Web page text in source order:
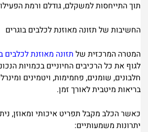
תוך התייחסות למשקלם, גודלם ורמת
החשיבות של תזונה מאוזנת לכלבים בוגרים
המטרה המרכזית של תזונה מאוזנת לכלבים
לגוף את כל הרכיבים החיוניים בכמויות
חלבונים, שומנים, פחמימות, ויטמינים
בריאות מיטבית לאורך זמן.
כאשר הכלב מקבל תפריט איכותי ומאוזן,
יתרונות משמעותיים: